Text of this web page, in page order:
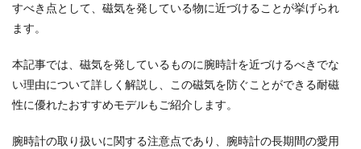
すべき点として、磁気を発している物に近づけることが挙げられ
ます。
本記事では、磁気を発しているものに腕時計を近づけるべきでな
い理由について詳しく解説し、この磁気を防ぐことができる耐磁
性に優れたおすすめモデルもご紹介します。
腕時計の取り扱いに関する注意点であり、腕時計の長期間の愛用